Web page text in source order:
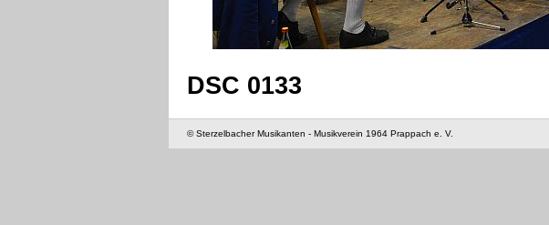
DSC 0133
© Sterzelbacher Musikanten - Musikverein 1964 Prappach e. V.